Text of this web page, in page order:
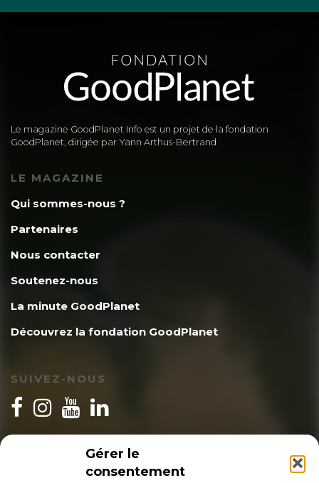
Gérer le
consentement
Le magazine GoodPlanet Info est un projet de la fondation
GoodPlanet, dirigée par Yann Arthus-Bertrand
LE MAGAZINE
Qui sommes-nous ?
Partenaires
Nous contacter
Soutenez-nous
La minute GoodPlanet
Découvrez la fondation GoodPlanet
SUIVEZ-NOUS
INSCRIPTION NEWSLETTER